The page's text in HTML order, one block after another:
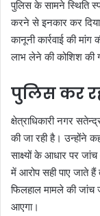
पुलिस के सामने स्थिति
करने से इनकार कर
कानूनी कार्रवाई की
लाभ लेने की कोशिश की
पुलिस कर
क्षेत्राधिकारी नगर
की जा रही है। उन्होंने
साक्ष्यों के आधार पर
में आरोप सही पाए जाते हैं
फिलहाल मामले की जांच
आएगा।